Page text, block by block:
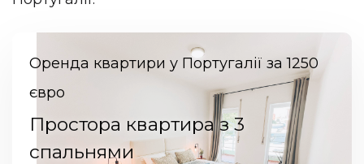
Оренда квартири у Португалії за 1250
євро
Простора квартира з 3
спальнями